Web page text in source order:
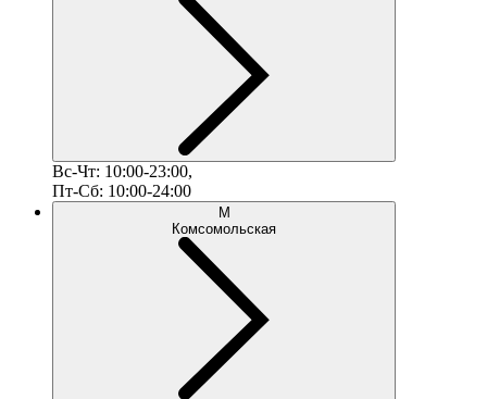
Вс-Чт: 10:00-23:00,
Пт-Сб: 10:00-24:00
М
Комсомольская